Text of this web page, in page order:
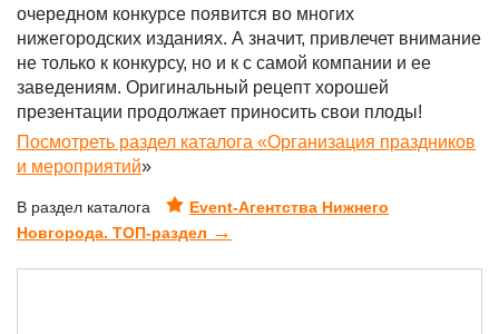
очередном конкурсе появится во многих
нижегородских изданиях. А значит, привлечет внимание
не только к конкурсу, но и к с самой компании и ее
заведениям. Оригинальный рецепт хорошей
презентации продолжает приносить свои плоды!
Посмотреть раздел каталога «Организация праздников
и мероприятий»
В раздел каталога
Event-Агентства Нижнего
Новгорода. ТОП-раздел →